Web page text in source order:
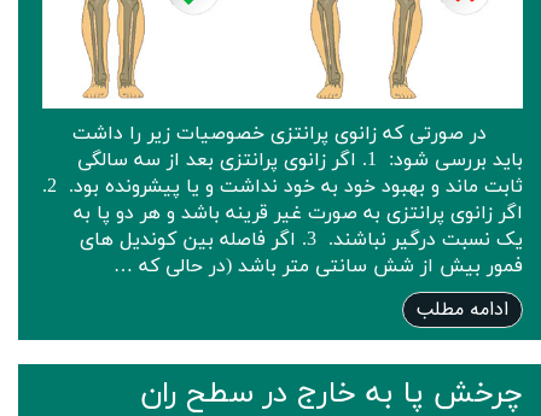
در صورتی که زانوی پرانتزی خصوصیات زیر را داشت
باید بررسی شود: ‌ 1. اگر زانوی پرانتزی بعد از سه سالگی
ثابت ماند و بهبود خود به خود نداشت و یا پیشرونده بود. ‌ 2.
اگر زانوی پرانتزی به صورت غیر قرینه باشد و هر دو پا به
یک نسبت درگیر نباشند. ‌ 3. اگر فاصله بین کوندیل های
فمور بیش از شش سانتی متر باشد (در حالی که …
ادامه مطلب
چرخش پا به خارج در سطح ران